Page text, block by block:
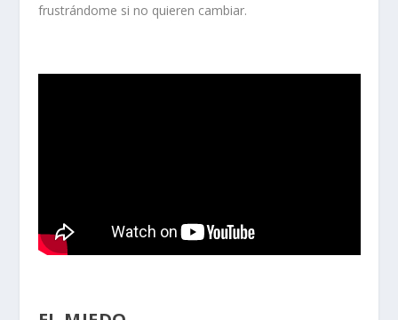
frustrándome si no quieren cambiar.